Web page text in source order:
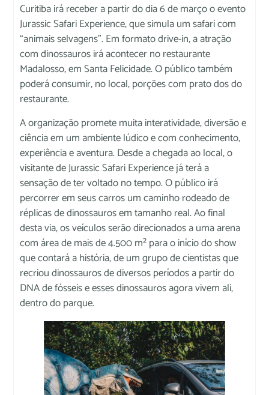
Curitiba irá receber a partir do dia 6 de março o evento
Jurassic Safari Experience, que simula um safari com
“animais selvagens”. Em formato drive-in, a atração
com dinossauros irá acontecer no restaurante
Madalosso, em Santa Felicidade. O público também
poderá consumir, no local, porções com prato dos do
restaurante.
A organização promete muita interatividade, diversão e
ciência em um ambiente lúdico e com conhecimento,
experiência e aventura. Desde a chegada ao local, o
visitante de Jurassic Safari Experience já terá a
sensação de ter voltado no tempo. O público irá
percorrer em seus carros um caminho rodeado de
réplicas de dinossauros em tamanho real. Ao final
desta via, os veículos serão direcionados a uma arena
com área de mais de 4.500 m² para o início do show
que contará a história, de um grupo de cientistas que
recriou dinossauros de diversos períodos a partir do
DNA de fósseis e esses dinossauros agora vivem ali,
dentro do parque.